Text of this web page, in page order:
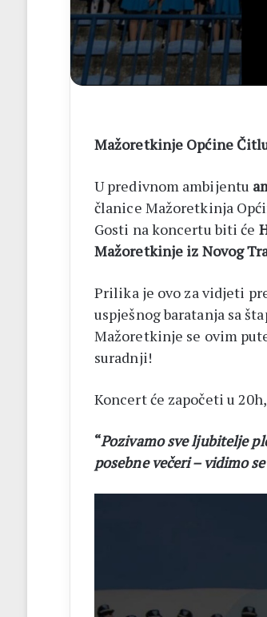
Mažoretkinje Općine
U predivnom ambijentu
članice Mažoretkinja
Gosti na koncertu biti će
Mažoretkinje iz Novog
Prilika je ovo za vidjeti
uspješnog baratanja sa
Mažoretkinje se ovim
suradnji!
Koncert će započeti u
“Pozivamo sve ljubitelje
posebne večeri – vidimo
14
biskupa